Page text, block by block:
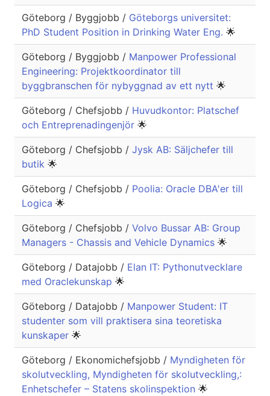
Göteborg / Byggjobb / Göteborgs universitet:
PhD Student Position in Drinking Water Eng. 🌟
Göteborg / Byggjobb / Manpower Professional
Engineering: Projektkoordinator till
byggbranschen för nybyggnad av ett nytt 🌟
Göteborg / Chefsjobb / Huvudkontor: Platschef
och Entreprenadingenjör 🌟
Göteborg / Chefsjobb / Jysk AB: Säljchefer till
butik 🌟
Göteborg / Chefsjobb / Poolia: Oracle DBA'er till
Logica 🌟
Göteborg / Chefsjobb / Volvo Bussar AB: Group
Managers - Chassis and Vehicle Dynamics 🌟
Göteborg / Datajobb / Elan IT: Pythonutvecklare
med Oraclekunskap 🌟
Göteborg / Datajobb / Manpower Student: IT
studenter som vill praktisera sina teoretiska
kunskaper 🌟
Göteborg / Ekonomichefsjobb / Myndigheten för
skolutveckling, Myndigheten för skolutveckling,:
Enhetschefer – Statens skolinspektion 🌟